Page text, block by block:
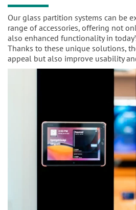
Our glass partition systems can be
range of accessories, offering not
also enhanced functionality in
Thanks to these unique solutions,
appeal but also improve usability